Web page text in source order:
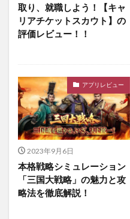
取り、就職しよう！【キャ
リアチケットスカウト】の
評価レビュー！！
アプリレビュー
2023年9月6日
本格戦略シミュレーション
「三国大戦略」の魅力と攻
略法を徹底解説！